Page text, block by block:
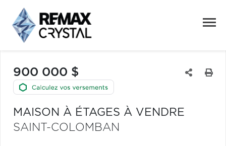
900 000 $
MAISON À ÉTAGES À VENDRE
SAINT-COLOMBAN